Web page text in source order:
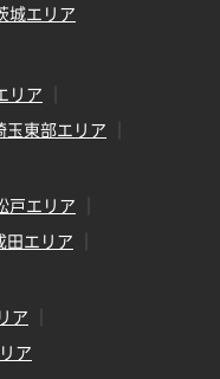
城エリア
リア
玉東部エリア
戸エリア
田エリア
ア
ア